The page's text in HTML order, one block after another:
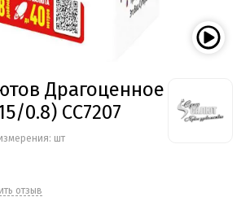
Драгоценное
0.8) СС7207
шт
отзыв